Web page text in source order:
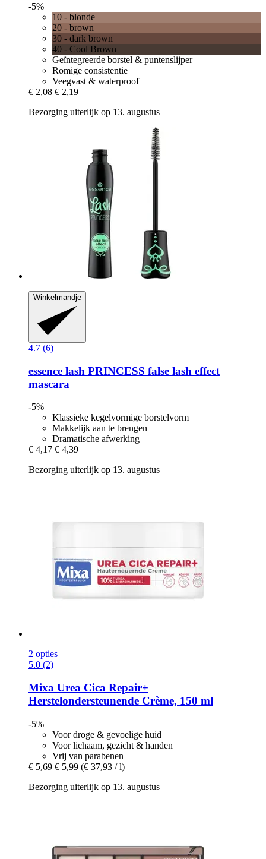
-5%
10 - blonde
20 - brown
30 - dark brown
40 - Cool Brown
Geïntegreerde borstel & puntenslijper
Romige consistentie
Veegvast & waterproof
€ 2,08 € 2,19
Bezorging uiterlijk op 13. augustus
Winkelmandje
4.7 (6)
essence lash PRINCESS false lash effect
mascara
-5%
Klassieke kegelvormige borstelvorm
Makkelijk aan te brengen
Dramatische afwerking
€ 4,17 € 4,39
Bezorging uiterlijk op 13. augustus
2 opties
5.0 (2)
Mixa Urea Cica Repair+
Herstelondersteunende Crème, 150 ml
-5%
Voor droge & gevoelige huid
Voor lichaam, gezicht & handen
Vrij van parabenen
€ 5,69 € 5,99 (€ 37,93 / l)
Bezorging uiterlijk op 13. augustus